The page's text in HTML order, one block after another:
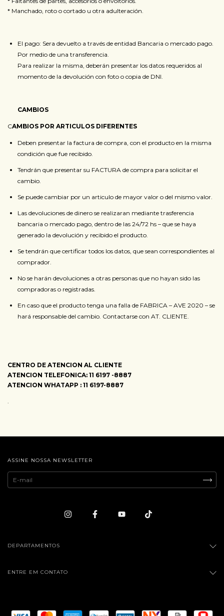
* Manchado, roto o cortado u otra adulteración.
El pago: Sera devuelto a través de entidad Bancaria o mercado pago.
Por medio de una transferencia.
Para realizar la misma, deberán presentar los datos requeridos al
momento de la devolución con foto o copia de DNI.
CAMBIOS
CAMBIOS POR ARTICULOS DIFERENTES
Deben presentar la factura de compra, con el producto en la misma
condición que fue recibido.
Tendrán que presentar su FACTURA de compra para solicitar el
cambio.
Se puede cambiar por un articulo de mayor valor o del mismo valor.
Las devoluciones de dinero se realizaran mediante trasferencia
bancaria o mercado pago, dentro de las 24/72 hs – que se haya
generado la devolución y recibido el producto.
Se tendrán que certificar todos los datos, que sean correspondientes al
comprador.
No se harán devoluciones a otras personas que no hayan sido las
compradoras o registradas.
En caso que el producto tenga una falla de FABRICA – AVE 2020 – se
hará responsable del cambio. Contactarse con AT. CLIENTE.
CENTRO DE ATENCION AL CLIENTE
ATENCION TELEFONICA: 11 6197 -8887
ATENCION WHATAPP : 11 6197-8887
.
ASSINE NOSSA NEWSLETTER
DEPARTAMENTOS
ENTRE EM CONTATO